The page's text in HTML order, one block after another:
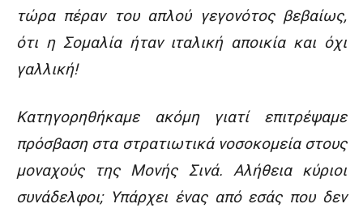
τώρα πέραν του απλού γεγονότος βεβαίως,
ότι η Σομαλία ήταν ιταλική αποικία και όχι
γαλλική!
Κατηγορηθήκαμε ακόμη γιατί επιτρέψαμε
πρόσβαση στα στρατιωτικά νοσοκομεία στους
μοναχούς της Μονής Σινά. Αλήθεια κύριοι
συνάδελφοι; Υπάρχει ένας από εσάς που δεν